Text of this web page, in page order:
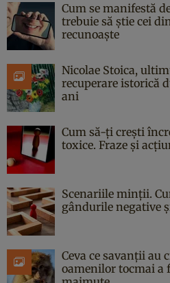
Cum se manifestă
trebuie să știe cei
recunoaște
Nicolae Stoica,
recuperare istorică
ani
Cum să-ți crești
toxice. Fraze și
Scenariile minții.
gândurile negative
Ceva ce savanții au
oamenilor tocmai a